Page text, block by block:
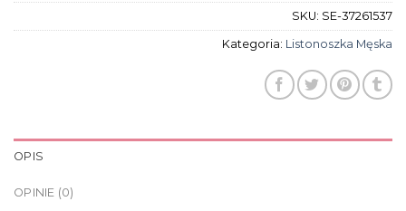
SKU: SE-37261537
Kategoria: Listonoszka Męska
OPIS
OPINIE (0)